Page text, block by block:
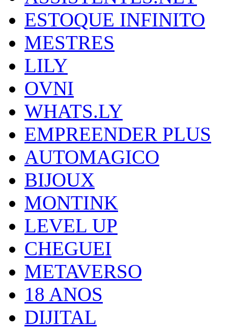
ESTOQUE INFINITO
MESTRES
LILY
OVNI
WHATS.LY
EMPREENDER PLUS
AUTOMAGICO
BIJOUX
MONTINK
LEVEL UP
CHEGUEI
METAVERSO
18 ANOS
DIJITAL